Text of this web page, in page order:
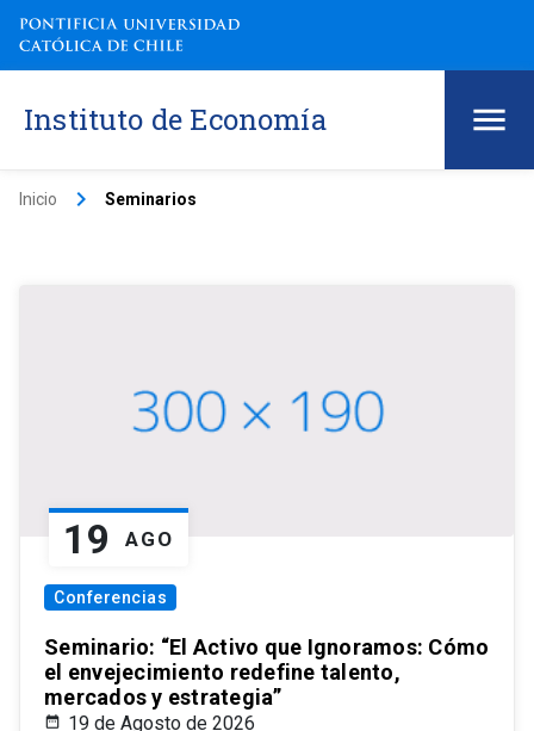
Instituto de Economía
Inicio keyboard_arrow_right Seminarios
19 AGO
Conferencias
Seminario: “El Activo que Ignoramos: Cómo
el envejecimiento redefine talento,
mercados y estrategia”
19 de Agosto de 2026